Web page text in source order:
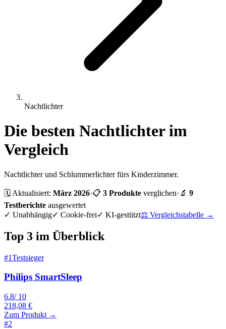
Nachtlichter
Die besten Nachtlichterim
Vergleich
Nachtlichter und Schlummerlichter fürs Kinderzimmer.
🗓 Aktualisiert: März 2026·📋 3 Produkte verglichen· 🔬 9
Testberichte ausgewertet
✓ Unabhängig✓ Cookie-frei✓ KI-gestützt⚖️ Vergleichstabelle →
Top 3 im Überblick
#1Testsieger
Philips SmartSleep
6.8/ 10
218,08 €
Zum Produkt →
#2